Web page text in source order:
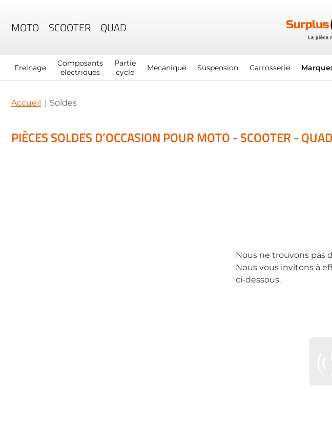
MOTO SCOOTER QUAD
Freinage
Composants
electriques
Partie
cycle
Mecanique Suspension Carrosserie
Accueil Soldes
PIÈCES SOLDES D’OCCASION POUR MOTO - SCOOTER - QUAD
Nous ne trouvons pas
Nous vous invitons à
ci-dessous.